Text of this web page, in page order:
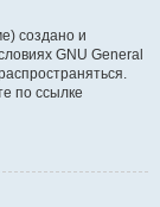
создано и
GNU General
по ссылке